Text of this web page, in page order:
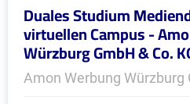
Duales Studium
virtuellen Campus -
Würzburg GmbH & Co.
Amon Werbung Würzburg